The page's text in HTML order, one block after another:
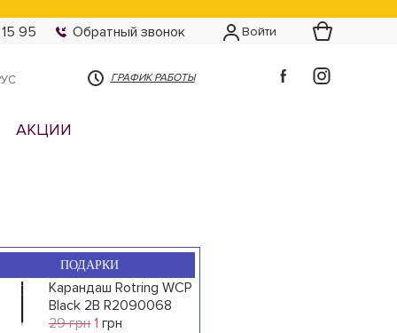
95 Обратный звонок Войти
ГРАФИК РАБОТЫ
АКЦИИ
ПОДАРКИ
Карандаш Rotring WCP
Black 2B R2090068
29 грн 1 грн